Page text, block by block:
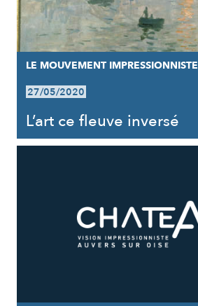
LE MOUVEMENT IMPRESSIONNISTE
27/05/2020
L’art ce fleuve inversé